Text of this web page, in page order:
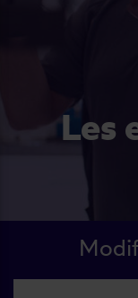
Les experts du volet